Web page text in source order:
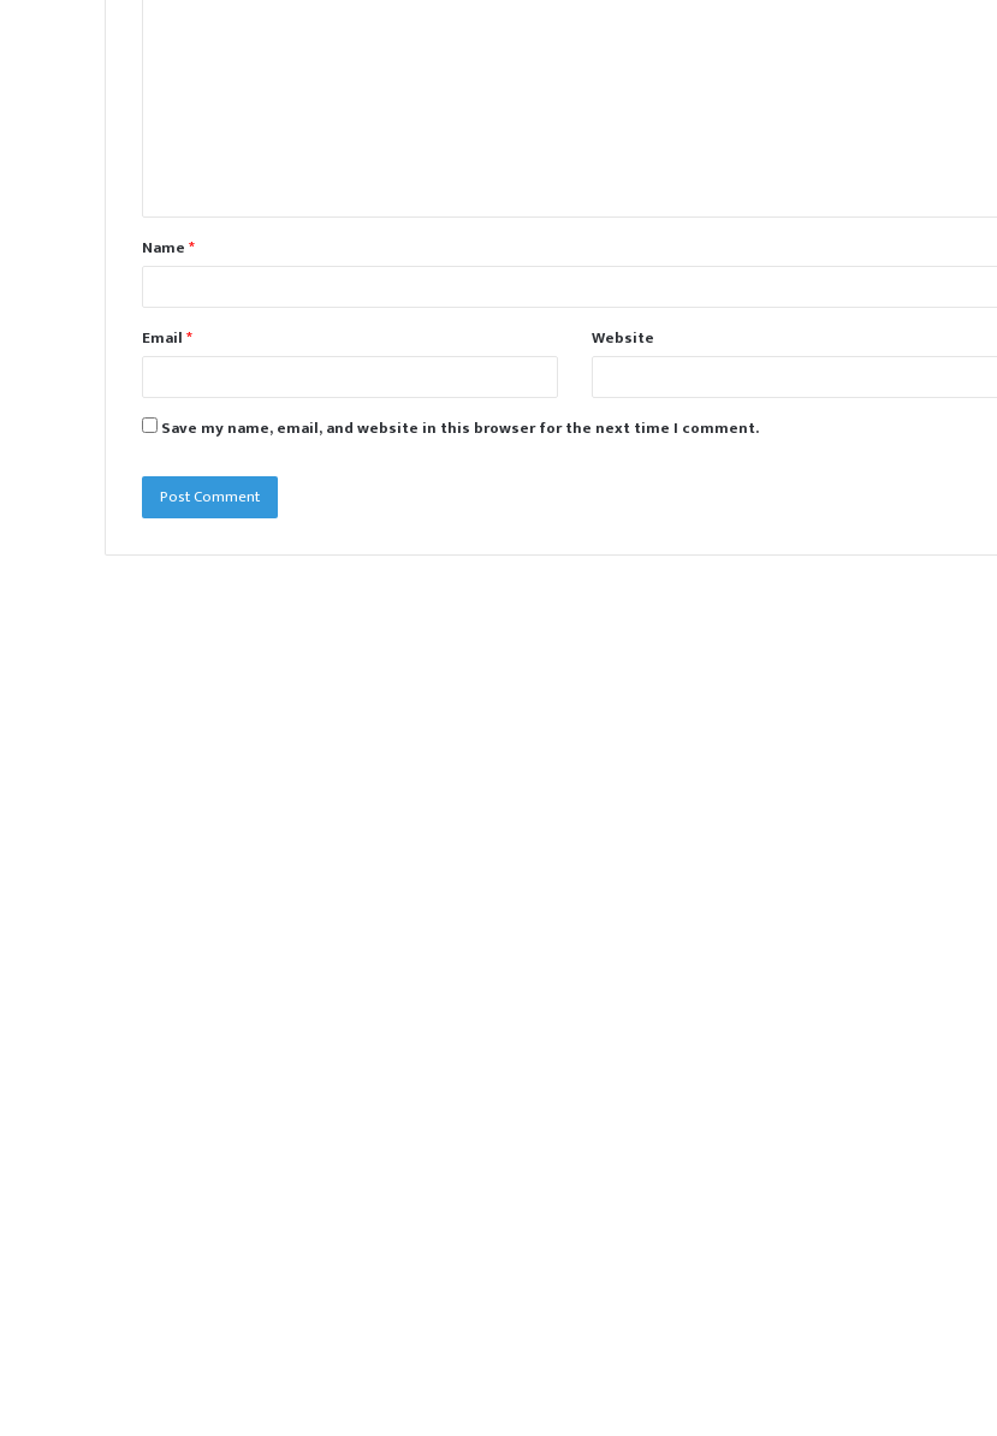
t
*Name*
Email* Website
Save my name, email, and website in this browser for the next time I comment.